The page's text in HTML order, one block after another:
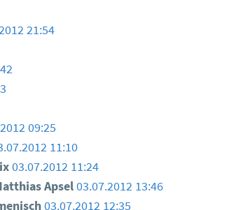
21:54
09:25
11:10
03.07.2012 11:24
Apsel03.07.2012 13:46
03.07.2012 12:35